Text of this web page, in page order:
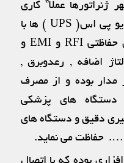
عملا” كاری
انجام نمی دهند در حالی كه یو پی اس( UPS ) ها با
توجه به دارا بودن فیلترهای حفاظتی RFI و EMI و
اضافه , رعدوبرق ,
مدار بوده و از مصرف
دستگاه های پزشكی
دقیق و دستگاه های
…. حفاظت می نماید.